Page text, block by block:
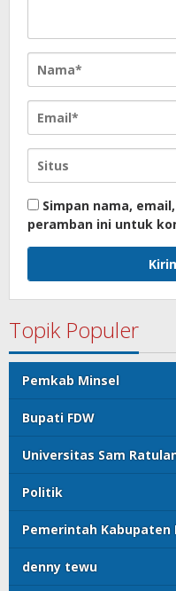
Simpan nama,
peramban ini untuk
Topik Populer
Pemkab Minsel
Bupati FDW
Universitas Sam
Politik
Pemerintah Kabupaten
denny tewu